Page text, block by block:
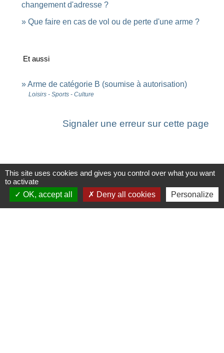
changement d'adresse ?
Que faire en cas de vol ou de perte d'une arme ?
Et aussi
Arme de catégorie B (soumise à autorisation)
Loisirs - Sports - Culture
Signaler une erreur sur cette page
Contacts
Commune de Saint-Ouen-d'Aunis
This site uses cookies and gives you control over what you want
to activate
OK, accept all
Deny all cookies Personalize